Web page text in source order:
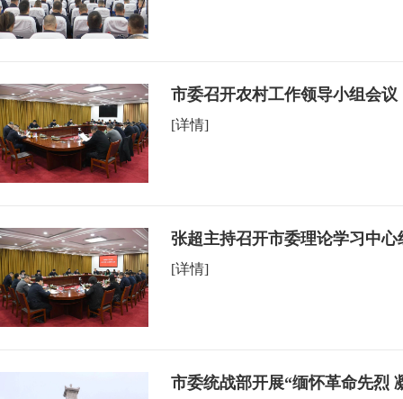
市委召开农村工作领导小组会议
[详情]
张超主持召开市委理论学习中
[详情]
市委统战部开展“缅怀革命先烈